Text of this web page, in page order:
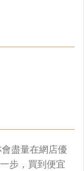
盡量在網店優
步，買到便宜